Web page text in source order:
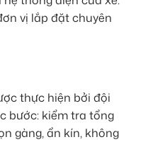
vị lắp đặt chuyên
thực hiện bởi đội
bước: kiểm tra tổng
gàng, ẩn kín, không